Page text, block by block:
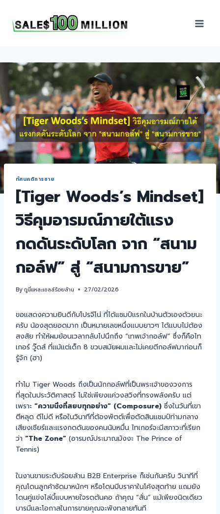
ทัศนคติการขาย
[Tiger Woods’s Mindset]
วิธีคุมอารมณ์ภายใต้แรง
กดดันระดับโลก จาก “สนาม
กอล์ฟ” สู่ “สนามการขาย”
Byกูนี่แหละเซลล์ร้อยล้าน 27/02/2026
ขอแสดงความยินดีกับโปรจีโน่ ที่ได้แชมป์แรกในบ้านตัวเองด้วยนะ
ครับ น้องสุดยอดมาก เป็นหมายเลขหนึ่งแบบยาวๆ ได้แบบไม่ต้อง
สงสัย ทำให้ผมย้อนเวลากลับไปนึกถึง “เทพเจ้ากอล์ฟ” ซึ่งก็คือไท
เกอร์ วู๊ดส์ ที่แม้แต่เด็ก 8 ขวบสมัยผมและไม่เคยตีกอล์ฟมาก่อนก็
รู้จัก (ฮา)
ทำไม Tiger Woods ถึงเป็นนักกอล์ฟที่เป็นพระเจ้าของวงการ
ที่สุดในประวัติศาสตร์ ไม่ใช่เพียงแค่วงสวิงที่ทรงพลังครับ แต่
เพราะ “ความนิ่งที่สยบทุกอย่าง” (Composure) ซึ่งในวันที่เขา
ตีหลุด ตีไม่ดี หรือในวินาทีที่ต้องพัตต์เพื่อตัดสินแชมป์ท่ามกลาง
เสียงเชียร์และแรงกดดันของคนนับหมื่น ไทเกอร์จะมีสภาวะที่เรียก
ว่า “The Zone” (อารมณ์ประมาณมังงะ The Prince of
Tennis)
ในงานขายระดับร้อยล้าน B2B Enterprise ก็เช่นกันครับ วินาทีที่
คุณโดนลูกค้าซัดมาหนักๆ หรือโดนบีบราคาในโค้งสุดท้าย แถมยัง
โดนคู่แข่งไล่บี้แบบหายใจรดต้นคอ ถ้าคุณ “สั่น” แม้เพียงนิดเดียว
บารมีและโอกาสในการขายคุณจะพังทลายทันที